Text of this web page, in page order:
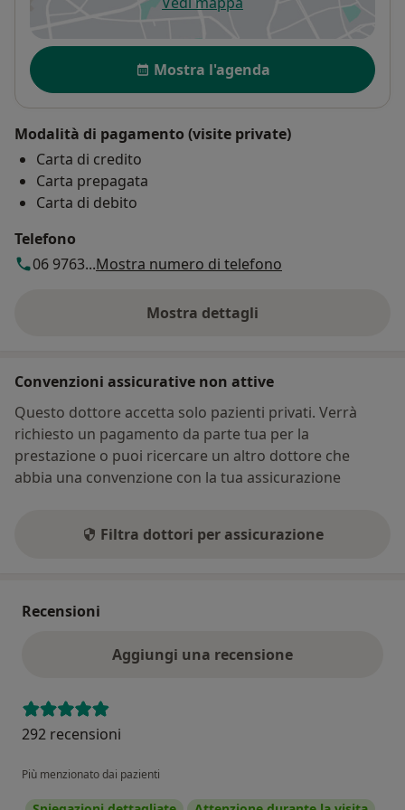
Publicazioni Scientifiche :
Numero Totale: 85 Lavori Scientifici (Abstract
compresi)
Total Impact Factor: 151.24
H-Factor (fonte Scopus): 13
N° CITAZIONI TOTALI: 420
MEMBRO di Importanti EDITORIAL BOARD e Reviewer
di numerose Riviste Scientifiche
della Sociatà IItaliana di Chirurgia Colorettale
si apre in una nuova scheda
Disponibilità
Mostra l'agenda
Modalità di pagamento (visite private)
Carta di credito
Carta prepagata
Carta di debito
Telefono
06 9763...Mostra numero di telefono
Mostra dettagli
sull'indirizzo
Convenzioni assicurative non attive
Questo dottore accetta solo pazienti privati. Verrà
richiesto un pagamento da parte tua per la
prestazione o puoi ricercare un altro dottore che
abbia una convenzione con la tua assicurazione
Filtra dottori per assicurazione
Recensioni
Aggiungi una recensione
292 recensioni
Più menzionato dai pazienti